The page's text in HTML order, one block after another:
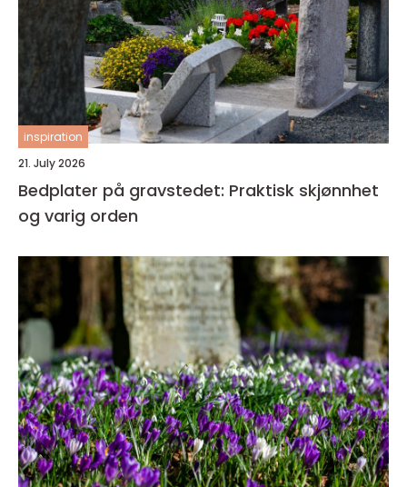
inspiration
21. July 2026
Bedplater på gravstedet: Praktisk skjønnhet
og varig orden